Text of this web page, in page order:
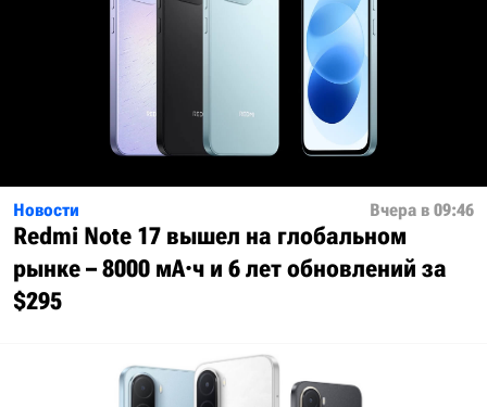
Новости Вчера в 09:46
Redmi Note 17 вышел на глобальном
рынке – 8000 мА·ч и 6 лет обновлений за
$295